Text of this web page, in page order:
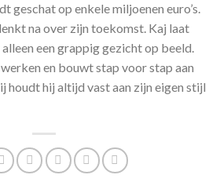
geschat op enkele miljoenen euro’s.
na over zijn toekomst. Kaj laat
een grappig gezicht op beeld.
en bouwt stap voor stap aan
houdt hij altijd vast aan zijn eigen stijl